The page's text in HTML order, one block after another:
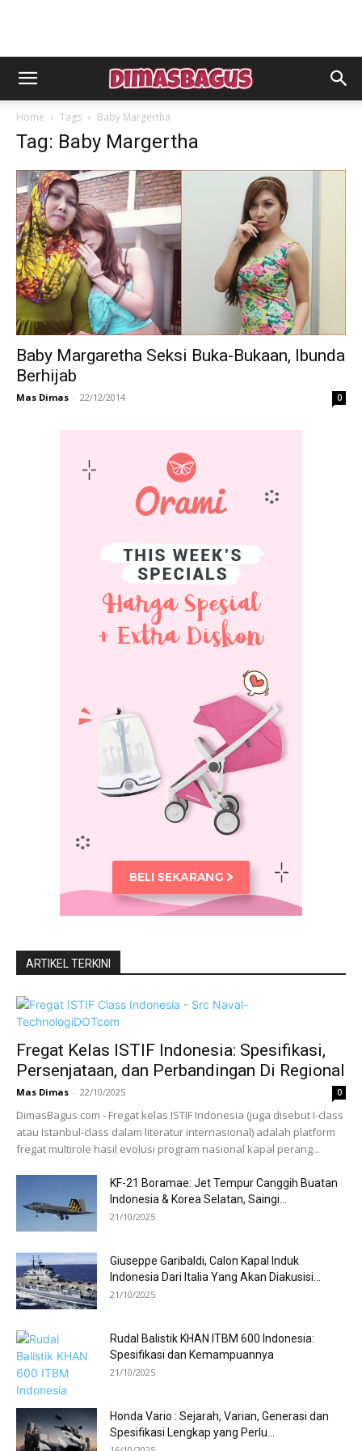
Home Tags Baby Margertha
Tag: Baby Margertha
Baby Margaretha Seksi Buka-Bukaan, Ibunda
Berhijab
Mas Dimas - 22/12/2014 0
ARTIKEL TERKINI
Fregat Kelas ISTIF Indonesia: Spesifikasi,
Persenjataan, dan Perbandingan Di Regional
Mas Dimas - 22/10/2025 0
DimasBagus.com - Fregat kelas ISTIF Indonesia (juga disebut I-class
atau Istanbul-class dalam literatur internasional) adalah platform
fregat multirole hasil evolusi program nasional kapal perang...
KF-21 Boramae: Jet Tempur Canggih Buatan
Indonesia & Korea Selatan, Saingi...
21/10/2025
Giuseppe Garibaldi, Calon Kapal Induk
Indonesia Dari Italia Yang Akan Diakusisi...
21/10/2025
Rudal Balistik KHAN ITBM 600 Indonesia:
Spesifikasi dan Kemampuannya
21/10/2025
Honda Vario : Sejarah, Varian, Generasi dan
Spesifikasi Lengkap yang Perlu...